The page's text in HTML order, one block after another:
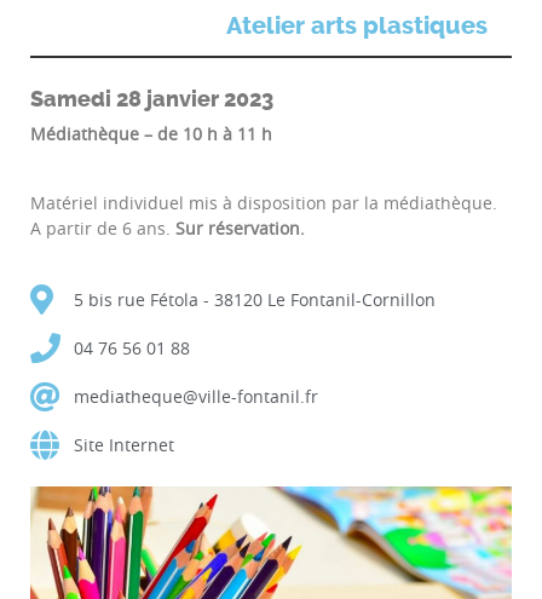
Atelier arts plastiques
Samedi 28 janvier 2023
Médiathèque – de 10 h à 11 h
Matériel individuel mis à disposition par la médiathèque.
A partir de 6 ans. Sur réservation.
5 bis rue Fétola - 38120 Le Fontanil-Cornillon
04 76 56 01 88
mediatheque@ville-fontanil.fr
Site Internet